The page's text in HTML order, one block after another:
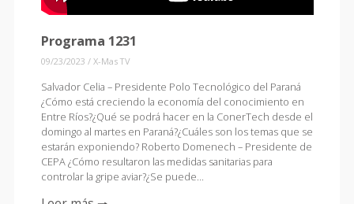
Programa 1231
09/23/2023 / X-Mas TV
Salvador Celia – Presidente Polo Tecnológico del Paraná
¿Cómo está creciendo la economía del conocimiento en
Entre Ríos?¿Qué se podrá hacer en la ConerTech desde el
domingo al martes en Paraná?¿Cuáles son los temas que se
estarán exponiendo? Roberto Domenech – Presidente de
CEPA ¿Cómo resultaron las medidas sanitarias para
controlar la gripe aviar?¿Se puede…